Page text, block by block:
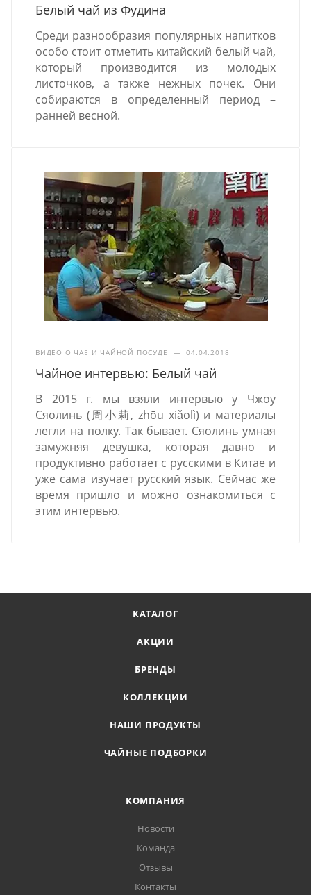
Белый чай из Фудина
Среди разнообразия популярных напитков
особо стоит отметить китайский белый чай,
который производится из молодых
листочков, а также нежных почек. Они
собираются в определенный период –
ранней весной.
ВИДЕО О ЧАЕ И ЧАЙНОЙ ПОСУДЕ — 04.04.2018
Чайное интервью: Белый чай
В 2015 г. мы взяли интервью у Чжоу
Сяолинь (周小莉, zhōu xiǎolì) и материалы
легли на полку. Так бывает. Сяолинь умная
замужняя девушка, которая давно и
продуктивно работает с русскими в Китае и
уже сама изучает русский язык. Сейчас же
время пришло и можно ознакомиться с
этим интервью.
КАТАЛОГ
АКЦИИ
БРЕНДЫ
КОЛЛЕКЦИИ
НАШИ ПРОДУКТЫ
ЧАЙНЫЕ ПОДБОРКИ
КОМПАНИЯ
Новости
Команда
Отзывы
Контакты